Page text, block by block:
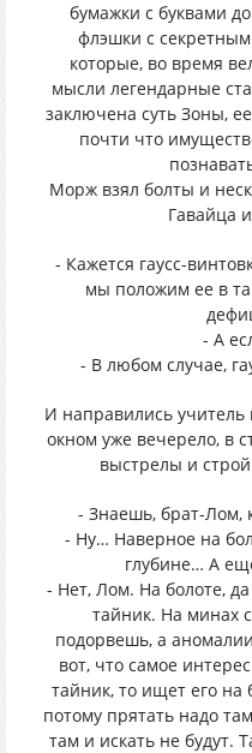
бумажки с буквами
флэшки с
которые, во время
мысли легендарные
заключена суть Зоны,
почти что
Морж взял болты и
Гавайца
- Кажется гаусс-
мы положим ее в
- А
- В любом случае,
И направились учитель
окном уже вечерело, в
выстрелы и
- Знаешь, брат-Лом,
- Ну… Наверное на
глубине… А
- Нет, Лом. На болоте,
тайник. На минах
подорвешь, а
вот, что самое
тайник, то ищет его на
потому прятать надо
там и искать не будут.